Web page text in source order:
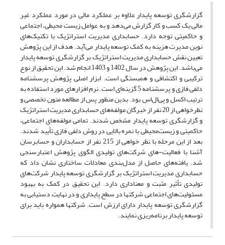
گزارشگری توسعه پایدار علاوه بر عملکرد مالی در مورد عملکرد غیر
مالی یک کسب و کار گزارش می‌دهد و به عوامل زیست محیطی، اجتماعی
و حاکمیتی توجه دارد. حسابداری مدیریت استراتژیک با تکنیک‌های
نوین مدیرت هزینه به کمک توسعه پایدار می‌آید. هدف از این پژوهش
تعیین نقش حسابداری مدیریت استراتژیک بر گزارشگری توسعه پایدار
می‌باشد. این پژوهش در سال 1402 و 1403 انجام شد. این تحقیق از نوع
ترکیبی و اکتشافی و همبستگی است. ابزار اصلی پژوهش پرسشنامه
دلفی فازی و پرسشنامه 5 گزینه‌ای است. نرم افزارهای مورد استفاده به
ترتیب اکسل و پی‌ال‌اس بود. بدین منظور پس از مطالعه متون تخصصی و
نظرخواهی از 20 نفر از خبرگان مولفه‌های حسابداری مدیریت استراتژیک
و گزارشگری توسعه پایدار مشخص شدند. تمامی مولفه‌های اجتماعی،
حاکمیتی و زیست‌محیطی با نمره بالایی در روش دلفی فازی تأیید شدند.
بعد از این مرحله با نظر خواهی از 215 نفر از حسابداران و حسابرسان
آشنا با فعالیت-های شرکت‌های تولیدی الگوی پژوهش اعتبارسنجی
شد. یافته‌های حاصل از مدل‌بندی معادلات ساختاری نشان داد که
حسابداری مدیریت استراتژیک بر گزارشگری توسعه پایدار شرکت‌های
تولیدی تأثیر مثبت و معناداری دارد. این تحقیق در کمک به بهبود
مسئولیت‌های اجتماعی شرکتها در سطح پایداری و در نهایت دستیابی به
گزارشگری توسعه پایدار دارای ارزش است. شرکتها همواره باید برای
توسعه پایدار برنامه‌ریزی نمایند.